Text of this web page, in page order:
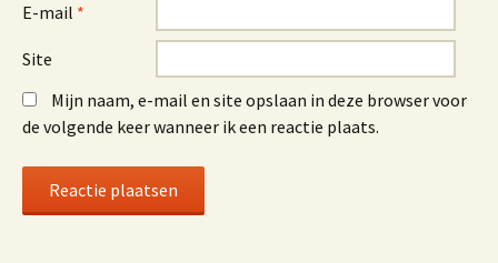
E-mail *
Site
Mijn naam, e-mail en site opslaan in deze browser voor
de volgende keer wanneer ik een reactie plaats.